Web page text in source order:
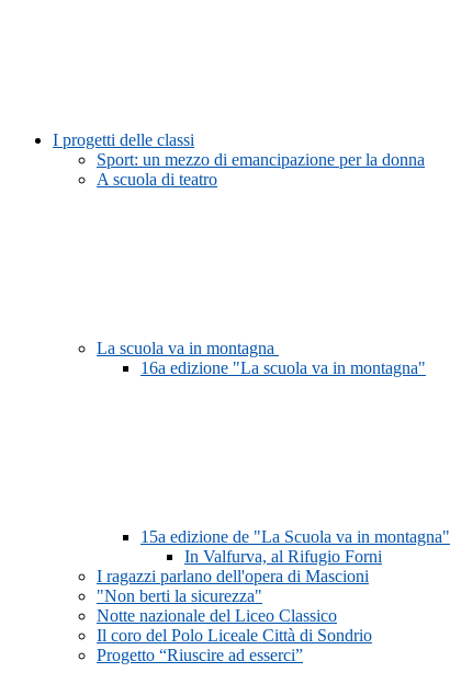
I progetti delle classi
Sport: un mezzo di emancipazione per la donna
A scuola di teatro
La scuola va in montagna
16a edizione "La scuola va in montagna"
15a edizione de "La Scuola va in montagna"
In Valfurva, al Rifugio Forni
I ragazzi parlano dell'opera di Mascioni
"Non berti la sicurezza"
Notte nazionale del Liceo Classico
Il coro del Polo Liceale Città di Sondrio
Progetto “Riuscire ad esserci”